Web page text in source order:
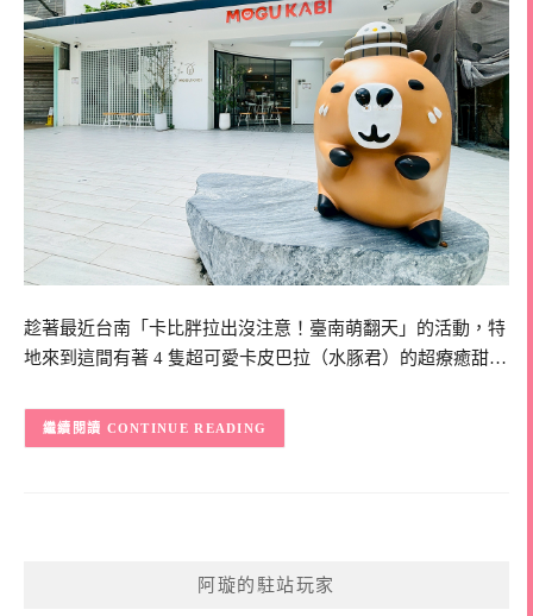
趁著最近台南「卡比胖拉出沒注意！臺南萌翻天」的活動，特
地來到這間有著 4 隻超可愛卡皮巴拉（水豚君）的超療癒甜…
CONTINUE READING
阿璇的駐站玩家